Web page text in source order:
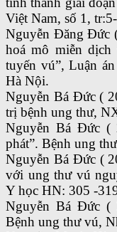
Việt Nam, số 1,
Nguyễn Đăng Đức
hoá mô miễn
tuyến vú”, Luận
Hà Nội.
Nguyễn Bá Đức (
trị bệnh ung thư,
Nguyễn Bá Đức
phát”. Bệnh ung
Nguyễn Bá Đức (
với ung thư vú
Y học HN: 305 -
Nguyễn Bá Đức (
Bệnh ung thư vú,